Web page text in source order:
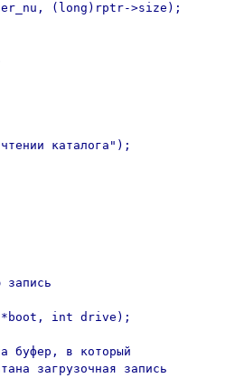
(long)rptr->size);
каталога");
запись
*boot, int drive);
буфер, в который
загрузочная запись